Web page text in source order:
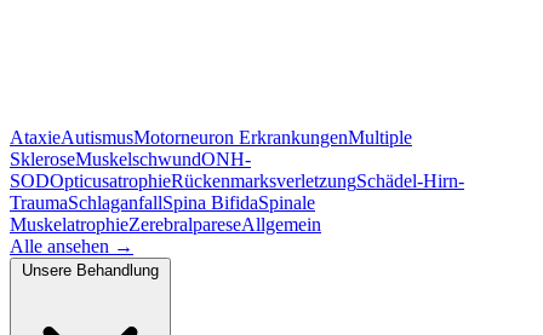
AtaxieAutismusMotorneuron ErkrankungenMultiple
SkleroseMuskelschwundONH-
SODOpticusatrophieRückenmarksverletzungSchädel-Hirn-
TraumaSchlaganfallSpina BifidaSpinale
MuskelatrophieZerebralpareseAllgemein
Alle ansehen →